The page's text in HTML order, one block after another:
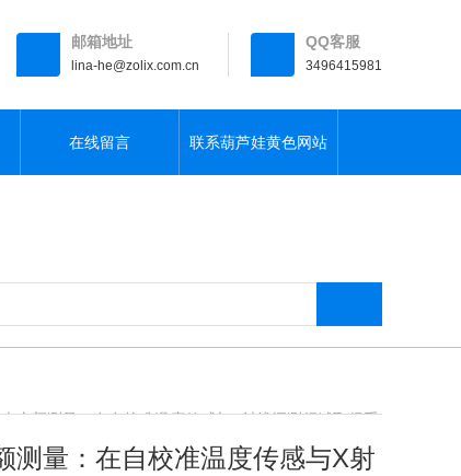
邮箱地址
lina-he@zolix.com.cn
QQ客服
3496415981
在线留言 联系葫芦娃黄色网站
额测量：在自校准温度传感与X射线探测领域取得重
量：在自校准温度传感与X射